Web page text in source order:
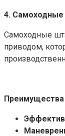
4.
Самоходные
приводом,